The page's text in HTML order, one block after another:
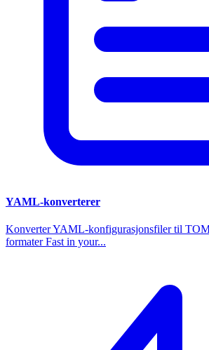
YAML-konverterer
Konverter YAML-konfigurasjonsfiler til
formater Fast in your...